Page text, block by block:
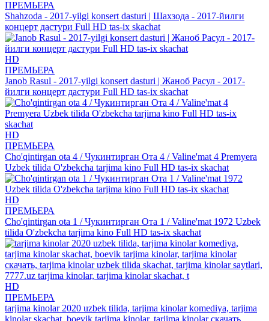
ПРЕМЬЕРА
Shahzoda - 2017-yilgi konsert dasturi | Шахзода - 2017-йилги
концерт дастури Full HD tas-ix skachat
HD
ПРЕМЬЕРА
Janob Rasul - 2017-yilgi konsert dasturi | Жаноб Расул - 2017-
йилги концерт дастури Full HD tas-ix skachat
HD
ПРЕМЬЕРА
Cho'qintirgan ota 4 / Чукинтирган Ота 4 / Valine'mat 4 Premyera
Uzbek tilida O'zbekcha tarjima kino Full HD tas-ix skachat
HD
ПРЕМЬЕРА
Cho'qintirgan ota 1 / Чукинтирган Ота 1 / Valine'mat 1972 Uzbek
tilida O'zbekcha tarjima kino Full HD tas-ix skachat
HD
ПРЕМЬЕРА
tarjima kinolar 2020 uzbek tilida, tarjima kinolar komediya, tarjima